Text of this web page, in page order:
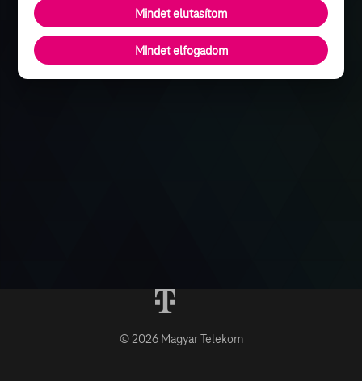
© 2026 Magyar Telekom
Mindet elutasítom
Mindet elfogadom